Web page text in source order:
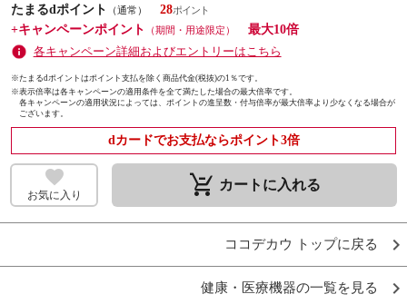
たまるdポイント
（通常）
28
+キャンペーンポイント
（期間・用途限定）
最大10倍
各キャンペーン詳細およびエントリーはこちら
※たまるdポイントはポイント支払を除く商品代金(税抜)の1％です。
※表示倍率は各キャンペーンの適用条件を全て満たした場合の最大倍率です。
各キャンペーンの適用状況によっては、ポイントの進呈数・付与倍率が最大倍率より少なくなる場合が
ございます。
dカードでお支払ならポイント3倍
お気に入り remove_shopping_cart カートに入れる
ココデカウ トップに戻る
健康・医療機器の一覧を見る